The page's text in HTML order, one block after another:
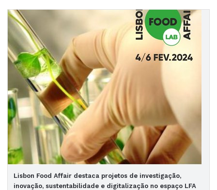
Lisbon Food Affair destaca projetos de investigação,
inovação, sustentabilidade e digitalização no espaço LFA